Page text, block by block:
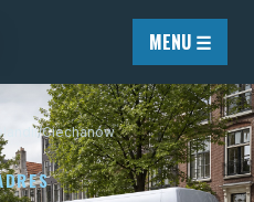
MENU ☰
/Ciechanów